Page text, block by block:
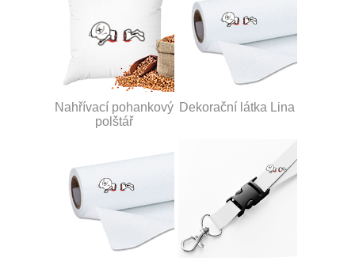
Nahřívací pohankový
polštář
Dekorační látka Lina